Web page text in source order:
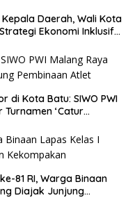
Daerah, Wali Kota
Ekonomi Inklusif
di Kota Batu: SIWO PWI
Turnamen ‘Catur
81 RI, Warga Binaan
Diajak Junjung